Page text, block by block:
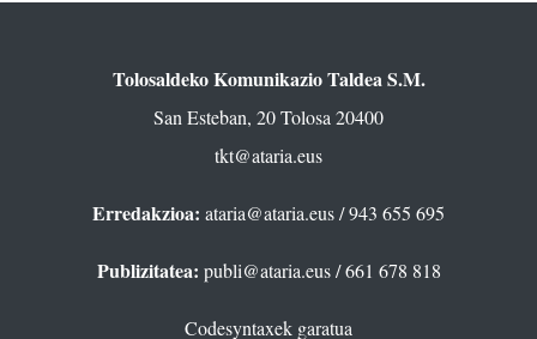
Tolosaldeko Komunikazio Taldea S.M.
San Esteban, 20 Tolosa 20400
tkt@ataria.eus
Erredakzioa: ataria@ataria.eus/ 943 655 695
Publizitatea: publi@ataria.eus/ 661 678 818
Codesyntaxek garatua